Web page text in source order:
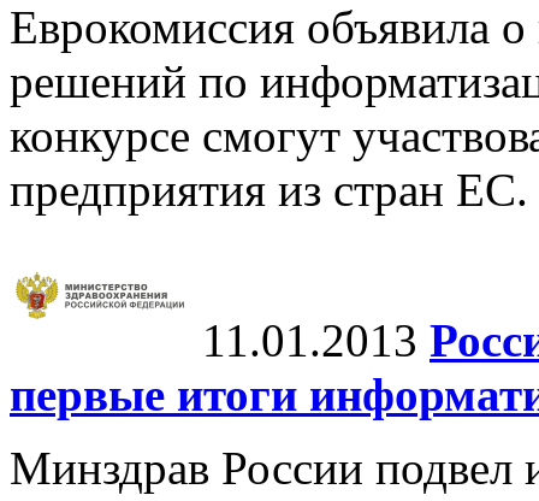
Еврокомиссия объявила о
решений по
конкурсе смогут
предприятия из стран ЕС.
11.01.2013
первые итоги
Минздрав России подвел